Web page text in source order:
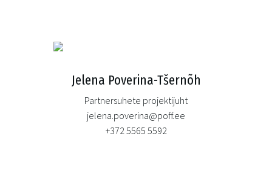
Jelena Poverina-Tšernõh
Partnersuhete projektijuht
jelena.poverina@poff.ee
+372 5565 5592